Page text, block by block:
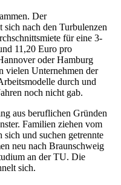
Der
nach den Turbulenzen
für eine 3-
11,20 Euro pro
oder Hamburg
vielen Unternehmen der
durch und
noch nicht gab.
aus beruflichen Gründen
Familien ziehen vom
sich und suchen getrennte
neu nach Braunschweig
an der TU. Die
sich.